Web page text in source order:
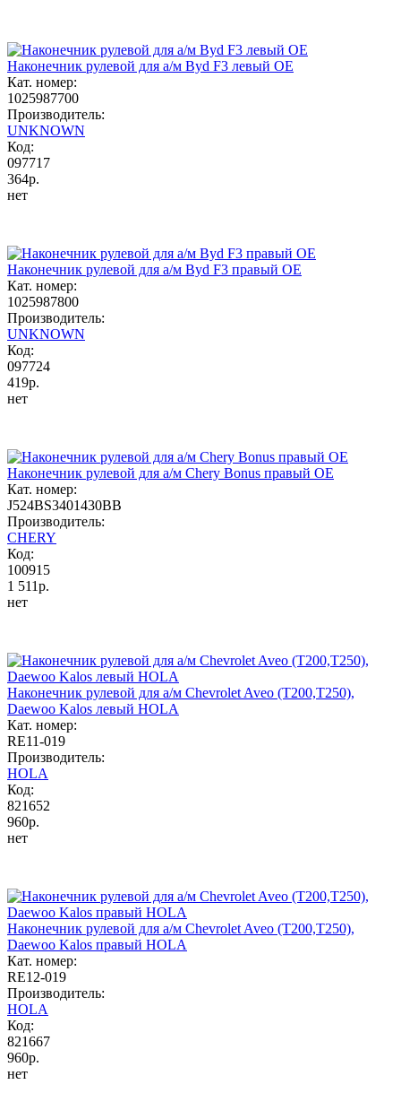
Наконечник рулевой для а/м Byd F3 левый OE
Кат. номер:
1025987700
Производитель:
UNKNOWN
Код:
097717
364р.
нет
Наконечник рулевой для а/м Byd F3 правый OE
Кат. номер:
1025987800
Производитель:
UNKNOWN
Код:
097724
419р.
нет
Наконечник рулевой для а/м Chery Bonus правый OE
Кат. номер:
J524BS3401430BB
Производитель:
CHERY
Код:
100915
1 511р.
нет
Наконечник рулевой для а/м Chevrolet Aveo (T200,T250),
Daewoo Kalos левый HOLA
Кат. номер:
RE11-019
Производитель:
HOLA
Код:
821652
960р.
нет
Наконечник рулевой для а/м Chevrolet Aveo (T200,T250),
Daewoo Kalos правый HOLA
Кат. номер:
RE12-019
Производитель:
HOLA
Код:
821667
960р.
нет